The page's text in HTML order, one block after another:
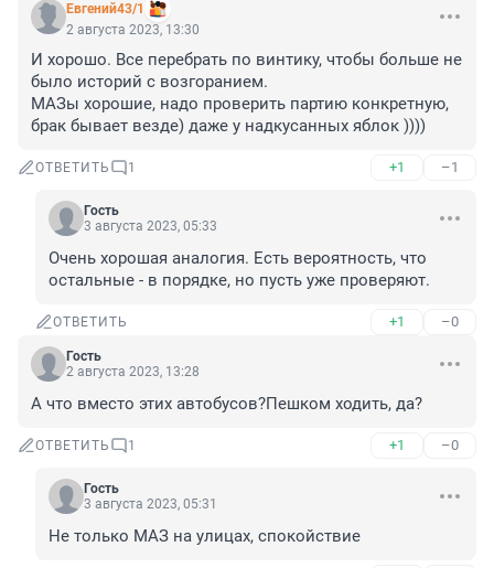
Евгений43/1
2 августа 2023, 13:30
И хорошо. Все перебрать по винтику, чтобы больше не
было историй с возгоранием.
МАЗы хорошие, надо проверить партию конкретную,
брак бывает везде) даже у надкусанных яблок ))))
ОТВЕТИТЬ 1 +1 –1
Гость
3 августа 2023, 05:33
Очень хорошая аналогия. Есть вероятность, что
остальные - в порядке, но пусть уже проверяют.
ОТВЕТИТЬ +1 –0
Гость
2 августа 2023, 13:28
А что вместо этих автобусов?Пешком ходить, да?
ОТВЕТИТЬ 1 +1 –0
Гость
3 августа 2023, 05:31
Не только МАЗ на улицах, спокойствие